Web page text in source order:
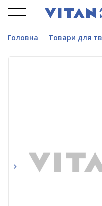
Головна Товари для